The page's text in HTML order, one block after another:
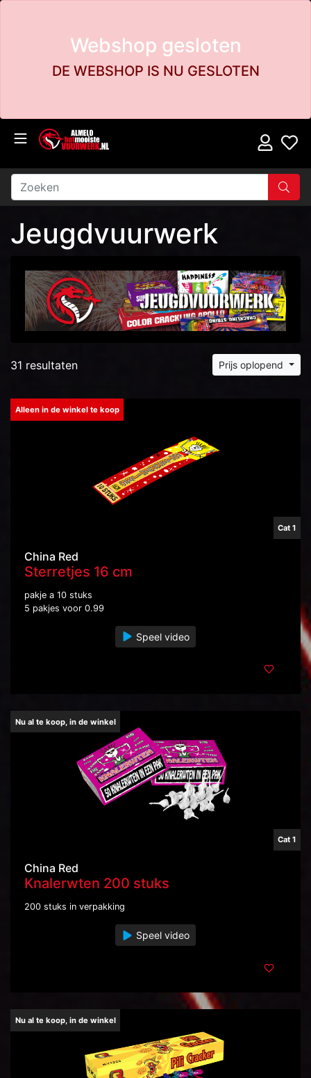
Webshop gesloten
DE WEBSHOP IS NU GESLOTEN
Jeugdvuurwerk
31 resultaten Prijs oplopend
Alleen in de winkel te koop
Cat 1
China Red
Sterretjes 16 cm
pakje a 10 stuks
5 pakjes voor 0.99
Speel video
Nu al te koop, in de winkel
Cat 1
China Red
Knalerwten 200 stuks
200 stuks in verpakking
Speel video
Nu al te koop, in de winkel